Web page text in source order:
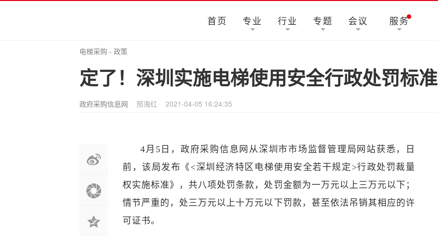
首页 专业 行业 专题 会议 服务
电梯采购 - 政策
定了！深圳实施电梯使用安全行政处罚标准
政府采购信息网 邢海红 2021-04-05 16:24:35
4月5日，政府采购信息网从深圳市市场监督管理局网站获悉，日
前，该局发布《<深圳经济特区电梯使用安全若干规定>行政处罚裁量
权实施标准》，共八项处罚条款，处罚金额为一万元以上三万元以下；
情节严重的，处三万元以上十万元以下罚款，甚至依法吊销其相应的许
可证书。